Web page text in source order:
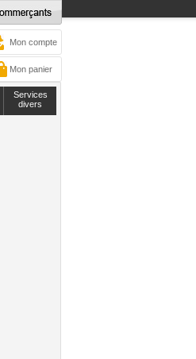
Mon compte
Mon panier
Services
divers